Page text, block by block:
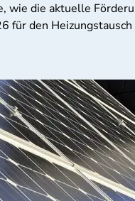
wie die aktuelle
für den